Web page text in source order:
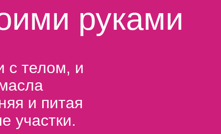
руками
с телом, и
и питая
участки.